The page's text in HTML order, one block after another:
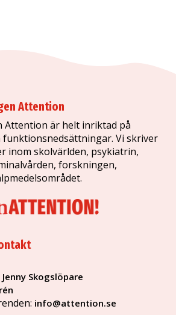
Attention
Attention är helt inriktad på
Vi skriver
inom skolvärlden, psykiatrin,
forskningen,
Jenny Skogslöpare
info@attention.se